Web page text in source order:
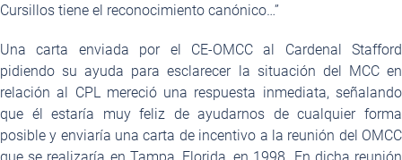
Cursillos tiene el reconocimiento canónico…”
Una carta enviada por el CE-OMCC al Cardenal Stafford
pidiendo su ayuda para esclarecer la situación del MCC en
relación al CPL mereció una respuesta inmediata, señalando
que él estaría muy feliz de ayudarnos de cualquier forma
posible y enviaría una carta de incentivo a la reunión del OMCC